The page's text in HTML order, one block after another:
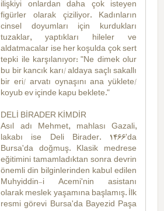
ilişkiyi onlardan daha çok isteyen
figürler olarak çiziliyor. Kadınların
cinsel doyumları için kurdukları
tuzaklar, yaptıkları hileler ve
aldatmacalar ise her koşulda çok sert
tepki ile karşılanıyor: "Ne dimek olur
bu bir kancık karı/ aldaya saçlı sakallı
bir eri/ arvatı oynaşını ana yüklete/
koyub ev içinde kapu beklete."
DELİ BİRADER KİMDİR
Asıl adı Mehmet, mahlası Gazali,
lakabı ise Deli Birader. 1466'da
Bursa'da doğmuş. Klasik medrese
eğitimini tamamladıktan sonra devrin
önemli din bilginlerinden kabul edilen
Muhyiddin-i Acemi'nin asistanı
olarak meslek yaşamına başlamış. İlk
resmi görevi Bursa'da Bayezid Paşa